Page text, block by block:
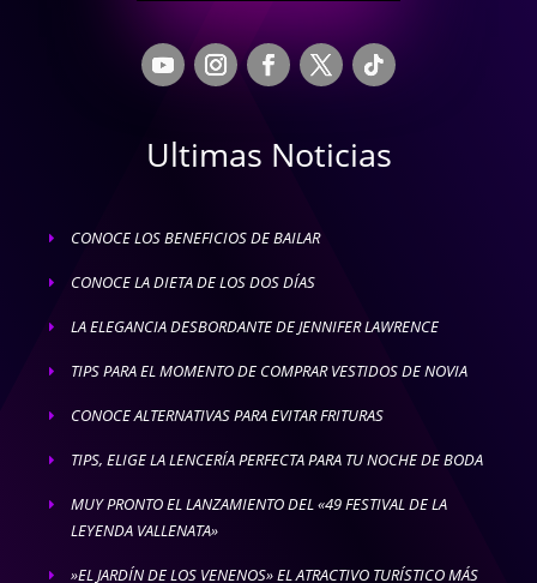
Ultimas Noticias
E CONOCE LOS BENEFICIOS DE BAILAR
E CONOCE LA DIETA DE LOS DOS DÍAS
E LA ELEGANCIA DESBORDANTE DE JENNIFER LAWRENCE
E TIPS PARA EL MOMENTO DE COMPRAR VESTIDOS DE NOVIA
E CONOCE ALTERNATIVAS PARA EVITAR FRITURAS
E TIPS, ELIGE LA LENCERÍA PERFECTA PARA TU NOCHE DE BODA
E
MUY PRONTO EL LANZAMIENTO DEL «49 FESTIVAL DE LA
LEYENDA VALLENATA»
E »EL JARDÍN DE LOS VENENOS» EL ATRACTIVO TURÍSTICO MÁS